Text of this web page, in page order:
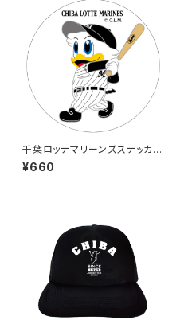
千葉ロッテマリーンズステッカー
8（大）
¥660